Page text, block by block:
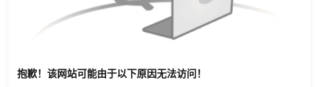
抱歉！该网站可能由于以下原因无法访问！